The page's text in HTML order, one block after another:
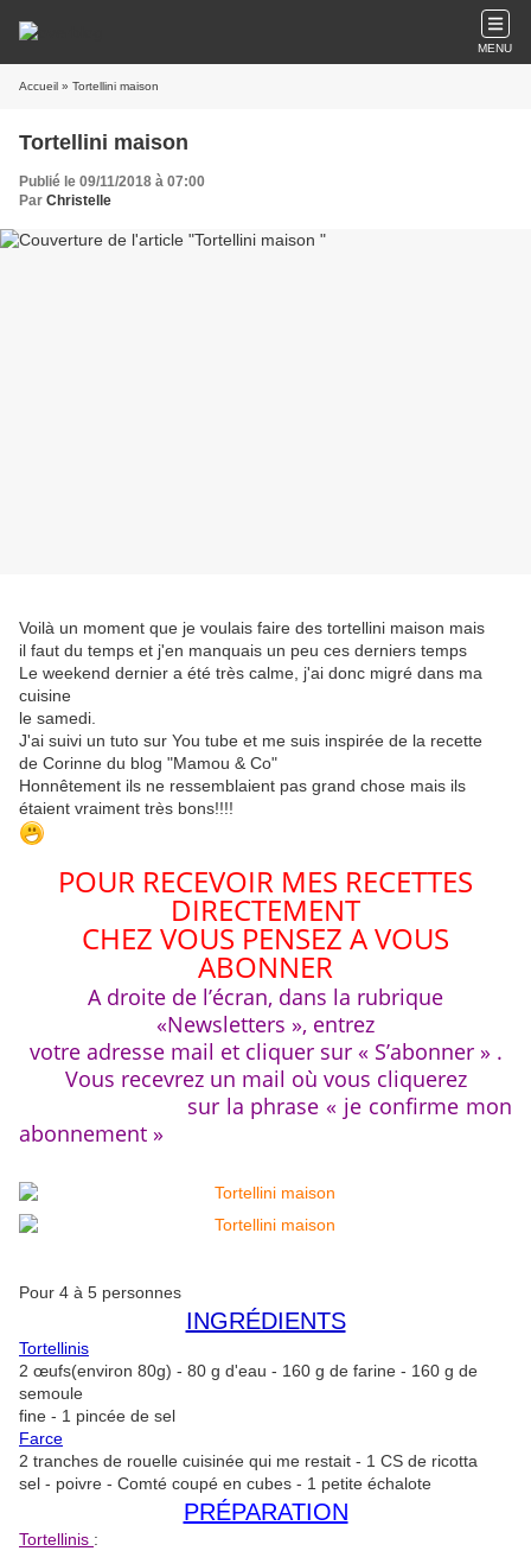
MENU
Accueil » Tortellini maison
Tortellini maison
Publié le 09/11/2018 à 07:00
Par Christelle
Voilà un moment que je voulais faire des tortellini maison mais
il faut du temps et j'en manquais un peu ces derniers temps
Le weekend dernier a été très calme, j'ai donc migré dans ma
cuisine
le samedi.
J'ai suivi un tuto sur You tube et me suis inspirée de la recette
de Corinne du blog "Mamou & Co"
Honnêtement ils ne ressemblaient pas grand chose mais ils
étaient vraiment très bons!!!!
POUR RECEVOIR MES RECETTES
DIRECTEMENT
CHEZ VOUS PENSEZ A VOUS
ABONNER
A droite de l’écran, dans la rubrique
«Newsletters », entrez
votre adresse mail et cliquer sur « S’abonner » .
Vous recevrez un mail où vous cliquerez
sur la phrase « je confirme mon
abonnement »
Pour 4 à 5 personnes
INGRÉDIENTS
Tortellinis
2 œufs(environ 80g) - 80 g d'eau - 160 g de farine - 160 g de
semoule
fine - 1 pincée de sel
Farce
2 tranches de rouelle cuisinée qui me restait - 1 CS de ricotta
sel - poivre - Comté coupé en cubes - 1 petite échalote
PRÉPARATION
Tortellinis :